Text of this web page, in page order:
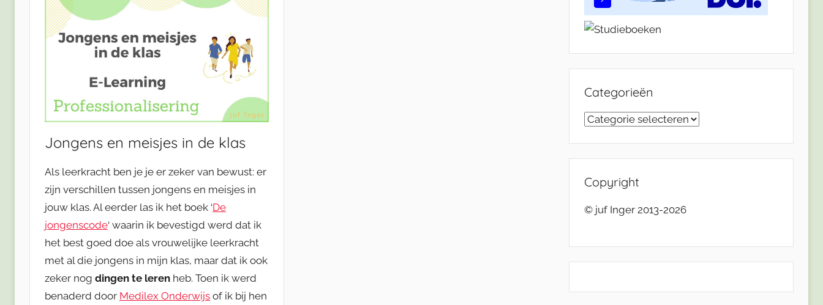
Jongens en meisjes in de klas
Als leerkracht ben je je er zeker van bewust: er
zijn verschillen tussen jongens en meisjes in
jouw klas. Al eerder las ik het boek ‘De
jongenscode‘ waarin ik bevestigd werd dat ik
het best goed doe als vrouwelijke leerkracht
met al die jongens in mijn klas, maar dat ik ook
zeker nog dingen te leren heb. Toen ik werd
benaderd door Medilex Onderwijs of ik bij hen
Categorieën
Categorieën
Copyright
© juf Inger 2013-2026